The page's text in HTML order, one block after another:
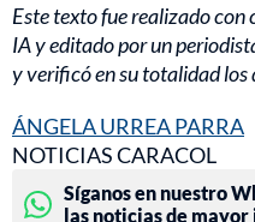
Este texto fue realizado con
IA y editado por un
y verificó en su totalidad los
ÁNGELA URREA PARRA
NOTICIAS CARACOL
Síganos en nuestro
las noticias de